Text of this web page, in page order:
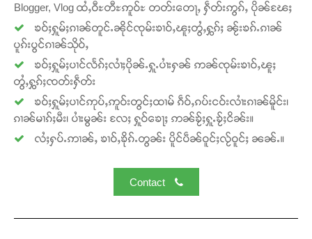
Blogger, Vlog ထႆႇဝီႊတီႊဢူဝ်ႊ တတ်းတေႃႇ ႁဵတ်းဢွၵ်ႇ ပိုၼ်ၽႄႈ
ၶဝ်ႈႁူမ်ႈၵၢၼ်တူင်ႉၼိုင်ၸုမ်းၶၢဝ်ႇၽူႈတွႆႇႁွၵ်ႈ ၼႂ်းၶၵ်ႉၵၢၼ်
ပူၵ်းပွင်ၵၢၼ်သိုဝ်ႇ
ၶဝ်ႈႁူမ်ႈပၢင်လႅၵ်ႈလၢႆႈပိုၼ်ႉႁူႉပၢႆးႁၼ် ဢၼ်ၸုမ်းၶၢဝ်ႇၽူႈ
တွႆႇႁွၵ်ႈၸတ်းႁဵတ်း
ၶဝ်ႈႁူမ်ႈပၢင်ဢုပ်ႇဢူဝ်းတွင်ႈထၢမ် ၵဵဝ်ႇၵပ်းငဝ်းလၢႆးၵၢၼ်မိူင်း၊
ၵၢၼ်မၢၵ်ႈမီး၊ ပၢႆးမွၼ်း လႄႈ ႁူဝ်ၶေႃႈ ဢၼ်ၶႂ်ႈႁူႉၶႂ်ႈငိၼ်း။
လႆႈႁပ်ႉဢၢၼ်ႇ ၶၢဝ်ႇၶိုၵ်ႉတွၼ်း ပိူင်ပဵၼ်ဝူင်ႈလႂ်ဝူင်ႈ ၼၼ်ႉ။
Contact